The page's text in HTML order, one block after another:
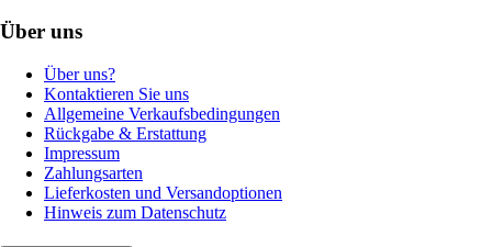
Über uns
Über uns?
Kontaktieren Sie uns
Allgemeine Verkaufsbedingungen
Rückgabe & Erstattung
Impressum
Zahlungsarten
Lieferkosten und Versandoptionen
Hinweis zum Datenschutz